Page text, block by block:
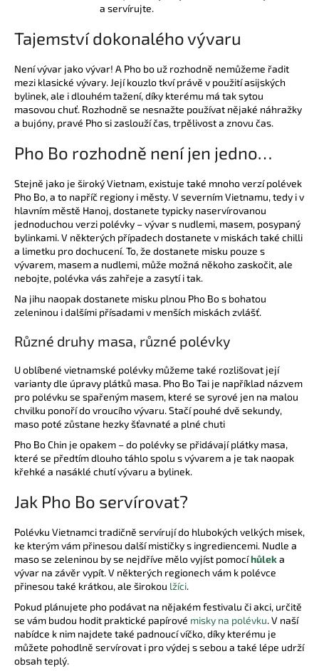
a servírujte.
Tajemství dokonalého vývaru
Není vývar jako vývar! A Pho bo už rozhodně nemůžeme řadit
mezi klasické vývary. Její kouzlo tkví právě v použití asijských
bylinek, ale i dlouhém tažení, díky kterému má tak sytou
masovou chuť. Rozhodně se nesnažte používat nějaké náhražky
a bujóny, pravé Pho si zaslouží čas, trpělivost a znovu čas.
Pho Bo rozhodně není jen jedno…
Stejně jako je široký Vietnam, existuje také mnoho verzí polévek
Pho Bo, a to napříč regiony i městy. V severním Vietnamu, tedy i v
hlavním městě Hanoj, dostanete typicky naservírovanou
jednoduchou verzi polévky – vývar s nudlemi, masem, posypaný
bylinkami. V některých případech dostanete v miskách také chilli
a limetku pro dochucení. To, že dostanete misku pouze s
vývarem, masem a nudlemi, může možná někoho zaskočit, ale
nebojte, polévka vás zahřeje a zasytí i tak.
Na jihu naopak dostanete misku plnou Pho Bo s bohatou
zeleninou i dalšími přísadami v menších miskách zvlášť.
Různé druhy masa, různé polévky
U oblíbené vietnamské polévky můžeme také rozlišovat její
varianty dle úpravy plátků masa. Pho Bo Tai je například názvem
pro polévku se spařeným masem, které se syrové jen na malou
chvilku ponoří do vroucího vývaru. Stačí pouhé dvě sekundy,
maso poté zůstane hezky šťavnaté a plné chuti
Pho Bo Chin je opakem – do polévky se přidávají plátky masa,
které se předtím dlouho táhlo spolu s vývarem a je tak naopak
křehké a nasáklé chutí vývaru a bylinek.
Jak Pho Bo servírovat?
Polévku Vietnamci tradičně servírují do hlubokých velkých misek,
ke kterým vám přinesou další mističky s ingrediencemi. Nudle a
maso se zeleninou by se nejdříve mělo vyjíst pomocíhůleka
vývar na závěr vypít. V některých regionech vám k polévce
přinesou také krátkou, ale širokou lžíci.
Pokud plánujete pho podávat na nějakém festivalu či akci, určitě
se vám budou hodit praktické papírové misky na polévku. V naší
nabídce k nim najdete také padnoucí víčko, díky kterému je
můžete pohodlně servírovat i pro výdej s sebou a také lépe udrží
obsah teplý.